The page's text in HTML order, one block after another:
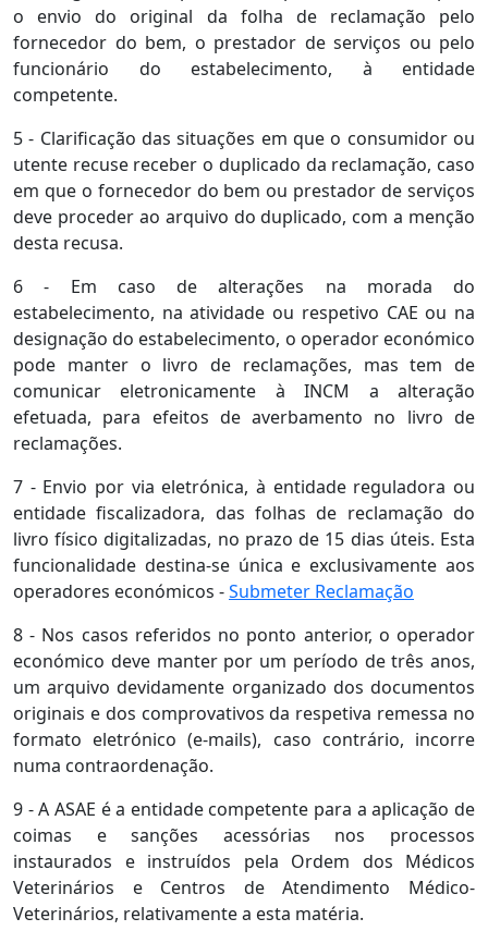
o envio do original da folha de reclamação pelo
fornecedor do bem, o prestador de serviços ou pelo
funcionário do estabelecimento, à entidade
competente.
5 - Clarificação das situações em que o consumidor ou
utente recuse receber o duplicado da reclamação, caso
em que o fornecedor do bem ou prestador de serviços
deve proceder ao arquivo do duplicado, com a menção
desta recusa.
6 - Em caso de alterações na morada do
estabelecimento, na atividade ou respetivo CAE ou na
designação do estabelecimento, o operador económico
pode manter o livro de reclamações, mas tem de
comunicar eletronicamente à INCM a alteração
efetuada, para efeitos de averbamento no livro de
reclamações.
7 - Envio por via eletrónica, à entidade reguladora ou
entidade fiscalizadora, das folhas de reclamação do
livro físico digitalizadas, no prazo de 15 dias úteis. Esta
funcionalidade destina-se única e exclusivamente aos
operadores económicos -Submeter Reclamação
8 - Nos casos referidos no ponto anterior, o operador
económico deve manter por um período de três anos,
um arquivo devidamente organizado dos documentos
originais e dos comprovativos da respetiva remessa no
formato eletrónico (e-mails), caso contrário, incorre
numa contraordenação.
9 - A ASAE é a entidade competente para a aplicação de
coimas e sanções acessórias nos processos
instaurados e instruídos pela Ordem dos Médicos
Veterinários e Centros de Atendimento Médico-
Veterinários, relativamente a esta matéria.